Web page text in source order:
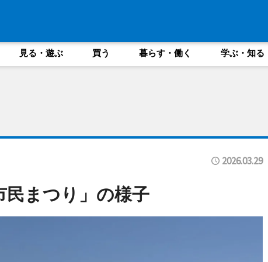
見る・遊ぶ 買う 暮らす・働く 学ぶ・知る
2026.03.29
まつり」の様子